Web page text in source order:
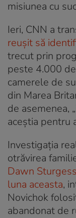
misiunea cu
Ieri, CNN a
reușit să
trecut prin
peste 4.000
camerele de
din Marea
de asemenea,
aceștia pentru
Investigația
otrăvirea
Dawn
luna aceasta,
Novichok
abandonat de